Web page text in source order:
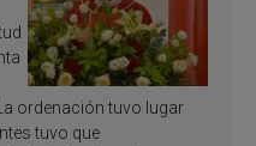
ordenación tuvo lugar
tuvo que